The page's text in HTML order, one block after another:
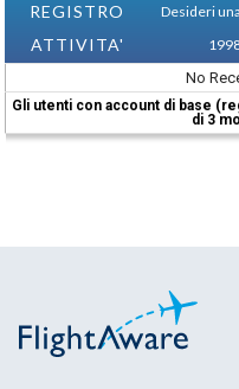
REGISTRO
ATTIVITA'
Desideri
No
Gli utenti con account di base
di 3